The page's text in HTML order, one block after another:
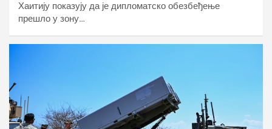
Хаитију показују да је дипломатско обезбеђење
прешло у зону…